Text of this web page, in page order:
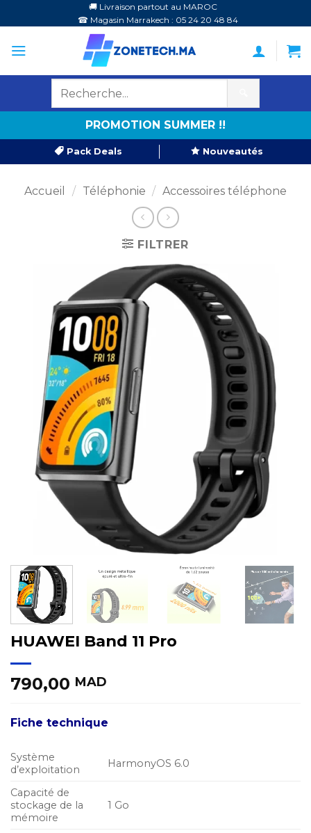
au
contenu
🚚 Livraison partout au MAROC
☎ Magasin Marrakech : 05 24 20 48 84
PROMOTION SUMMER !!
Pack Deals Nouveautés
Accueil / Téléphonie / Accessoires téléphone
FILTRER
HUAWEI Band 11 Pro
790,00 MAD
Fiche technique
Système
d’exploitation
HarmonyOS 6.0
Capacité de
stockage de la
mémoire
1 Go